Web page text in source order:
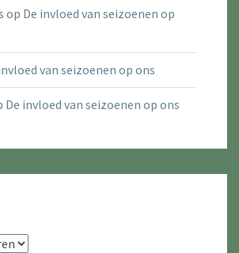
op De invloed van seizoenen op
van seizoenen op ons
De invloed van seizoenen op ons